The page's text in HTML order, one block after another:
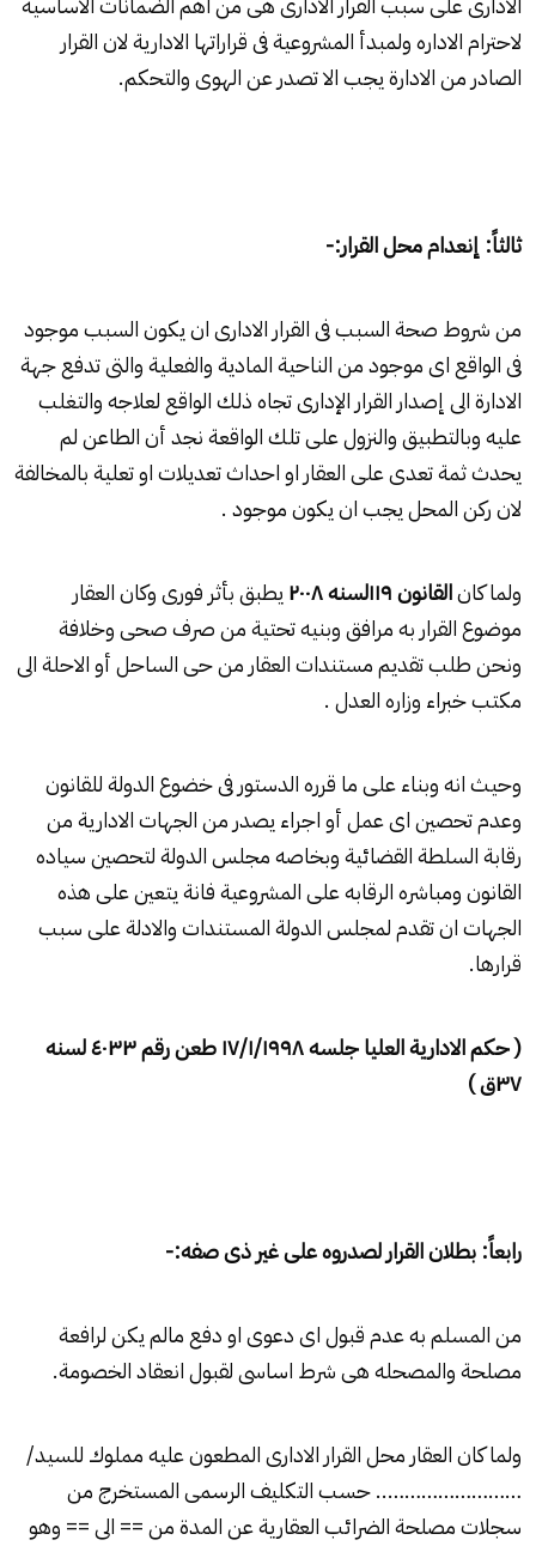
لاحترام الاداره ولمبدأ المشروعية فى قراراتها الادارية لان القرار
الصادر من الادارة يجب الا تصدر عن الهوى والتحكم.
ثالثاً: إنعدام محل القرار:-
من شروط صحة السبب فى القرار الادارى ان يكون السبب موجود
فى الواقع اى موجود من الناحية المادية والفعلية والتى تدفع جهة
الادارة الى إصدار القرار الإدارى تجاه ذلك الواقع لعلاجه والتغلب
عليه وبالتطبيق والنزول على تلك الواقعة نجد أن الطاعن لم
يحدث ثمة تعدى على العقار او احداث تعديلات او تعلية بالمخالفة
لان ركن المحل يجب ان يكون موجود .
ولما كانالقانون۱۱۹لسنه۲۰۰۸ يطبق بأثر فورى وكان العقار
موضوع القرار به مرافق وبنيه تحتية من صرف صحى وخلافة
ونحن طلب تقديم مستندات العقار من حى الساحل أو الاحلة الى
مكتب خبراء وزاره العدل .
وحيث انه وبناء على ما قرره الدستور فى خضوع الدولة للقانون
وعدم تحصين اى عمل أو اجراء يصدر من الجهات الادارية من
رقابة السلطة القضائية وبخاصه مجلس الدولة لتحصين سياده
القانون ومباشره الرقابه على المشروعية فانة يتعين على هذه
الجهات ان تقدم لمجلس الدولة المستندات والادلة على سبب
قرارها.
( حكم الادارية العليا جلسه۱۷/۱/۱۹۹۸طعن رقم ٤۰۳۳ لسنه
۳۷ق )
رابعاً: بطلان القرار لصدروه على غير ذى صفه:-
من المسلم به عدم قبول اى دعوى او دفع مالم يكن لرافعة
مصلحة والمصحله هى شرط اساسى لقبول انعقاد الخصومة.
ولما كان العقار محل القرار الادارى المطعون عليه مملوك للسيد/
…………………….. حسب التكليف الرسمى المستخرج من
سجلات مصلحة الضرائب العقارية عن المدة من == الى == وهو